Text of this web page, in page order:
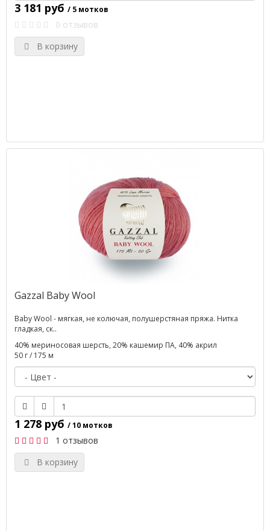
3 181 руб / 5 мотков
0 отзывов
В корзину
Gazzal Baby Wool
Baby Wool - мягкая, не колючая, полушерстяная пряжа. Нитка
гладкая, ск..
40% мериносовая шерсть, 20% кашемир ПА, 40% акрил
50 г / 175 м
1 278 руб / 10 мотков
1 отзывов
В корзину